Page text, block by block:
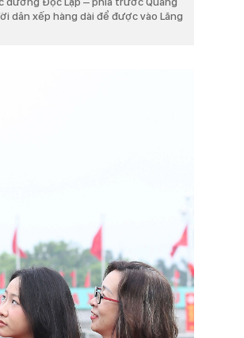
dân xếp hàng dài để được vào Lăng